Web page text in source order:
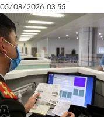
05/08/2026 03:55